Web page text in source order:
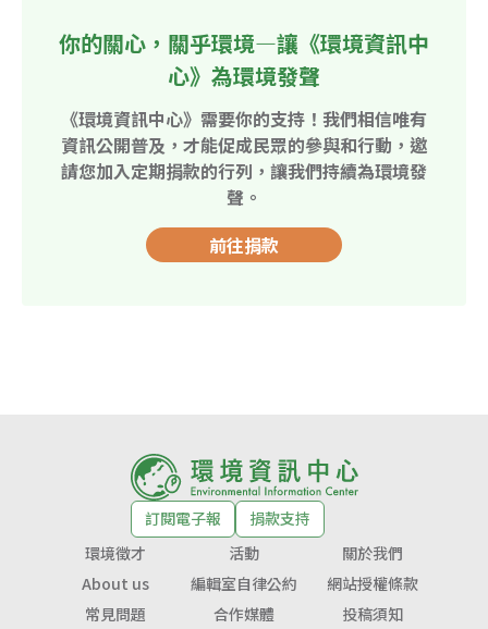
你的關心，關乎環境—讓《環境資訊中
心》為環境發聲
《環境資訊中心》需要你的支持！我們相信唯有
資訊公開普及，才能促成民眾的參與和行動，邀
請您加入定期捐款的行列，讓我們持續為環境發
聲。
前往捐款
訂閱電子報
捐款支持
環境徵才
活動
關於我們
About us
編輯室自律公約
網站授權條款
常見問題
合作媒體 投稿須知